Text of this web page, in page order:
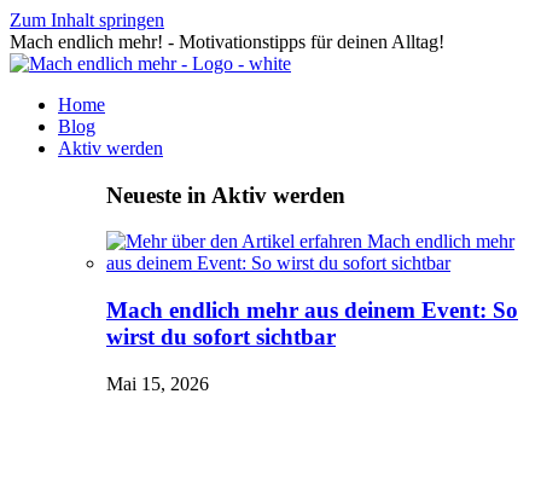
Zum Inhalt springen
Mach endlich mehr! - Motivationstipps für deinen Alltag!
Home
Blog
Aktiv werden
Neueste in Aktiv werden
Mach endlich mehr aus deinem Event: So
wirst du sofort sichtbar
Mai 15, 2026